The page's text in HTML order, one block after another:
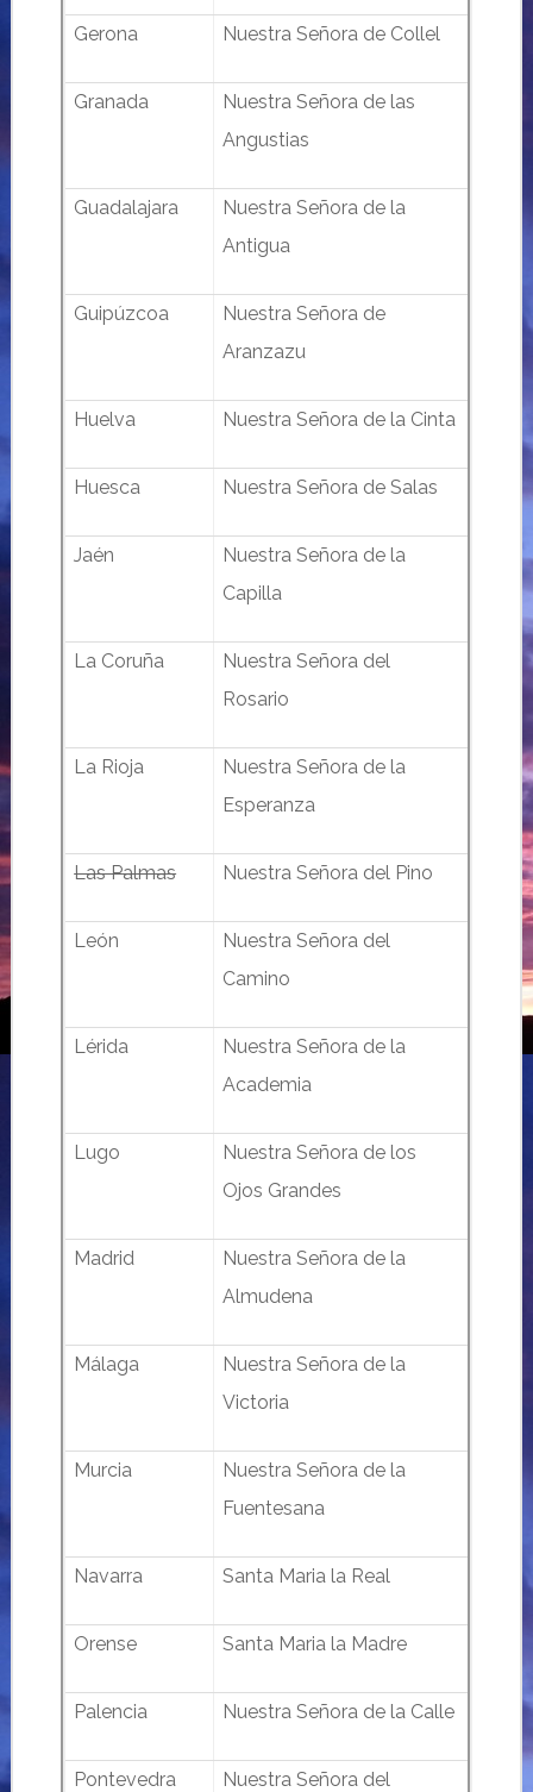
Gerona Nuestra Señora de Collel
Granada
Nuestra Señora de las
Angustias
Guadalajara
Nuestra Señora de la
Antigua
Guipúzcoa
Nuestra Señora de
Aranzazu
Huelva Nuestra Señora de la Cinta
Huesca Nuestra Señora de Salas
Jaén
Nuestra Señora de la
Capilla
La Coruña
Nuestra Señora del
Rosario
La Rioja
Nuestra Señora de la
Esperanza
Las Palmas Nuestra Señora del Pino
León
Nuestra Señora del
Camino
Lérida
Nuestra Señora de la
Academia
Lugo
Nuestra Señora de los
Ojos Grandes
Madrid
Nuestra Señora de la
Almudena
Málaga
Nuestra Señora de la
Victoria
Murcia
Nuestra Señora de la
Fuentesana
Navarra Santa Maria la Real
Orense Santa Maria la Madre
Palencia Nuestra Señora de la Calle
Pontevedra
Nuestra Señora del